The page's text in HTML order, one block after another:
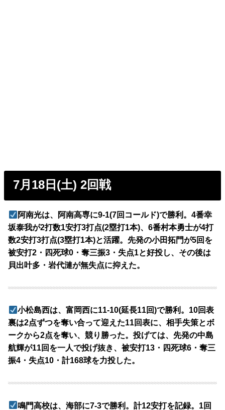
7月18日(土) 2回戦
阿南光は、阿南高専に9-1(7回コールド)で勝利。4番幸
坂泰我が2打数1安打3打点(2塁打1本)、6番村本勇士が4打
数2安打3打点(3塁打1本)と活躍。先発の小田拓門が5回を
被安打2・四死球0・奪三振3・失点1と好投し、その後は
貝出叶多・岩代漣が無失点に抑えた。
小松島西は、富岡西に11-10(延長11回)で勝利。10回表
裏は2点ずつを奪い合って迎えた11回表に、相手失策とボ
ークから2点を奪い、競り勝った。投げては、先発の中島
航輝が11回を一人で投げ抜き、被安打13・四死球6・奪三
振4・失点10・計168球を力投した。
鳴門高校は、海部に7-3で勝利。計12安打を記録。1回